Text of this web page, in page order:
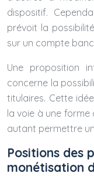
dispositif.
prévoit la
sur un compte
Une proposition
concerne la
titulaires. Cette
la voie à une
autant permettre
Positions des
monétisation